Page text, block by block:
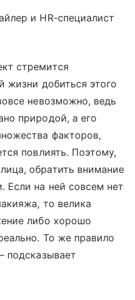
и HR-специалист
стремится
жизни добиться этого
невозможно, ведь
природой, а его
факторов,
повлиять. Поэтому,
обратить внимание
Если на ней совсем нет
то велика
либо хорошо
То же правило
подсказывает